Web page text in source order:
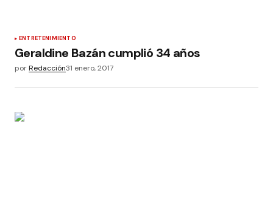
ENTRETENIMIENTO
Geraldine Bazán cumplió 34 años
porRedacción31 enero, 2017